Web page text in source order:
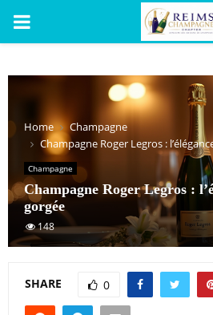
PRIMARY
Home
Champagne
Champagne Roger Legros :
Champagne
Champagne Roger Legros :
gorgée
148
SHARE 0